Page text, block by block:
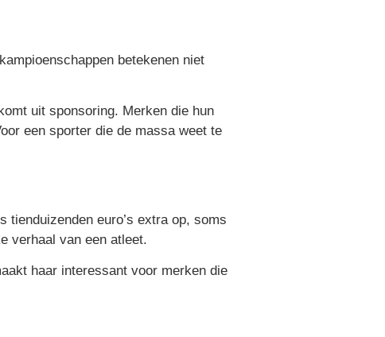
betekenen niet
uit sponsoring. Merken die hun
een sporter die de massa weet te
euro’s extra op, soms
verhaal van een atleet.
haar interessant voor merken die